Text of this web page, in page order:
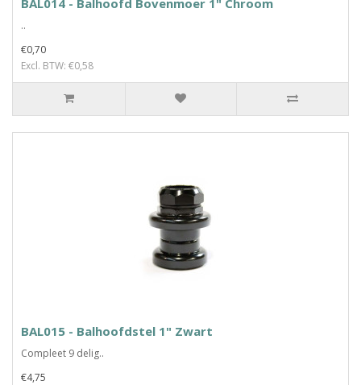
BAL014 - Balhoofd Bovenmoer 1" Chroom
..
€0,70
Excl. BTW: €0,58
BAL015 - Balhoofdstel 1" Zwart
Compleet 9 delig..
€4,75